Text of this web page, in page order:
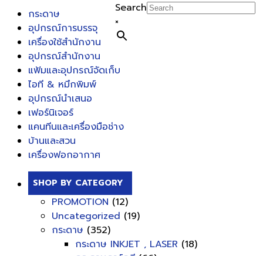
Search
×
กระดาษ
อุปกรณ์การบรรจุ
เครื่องใช้สำนักงาน
อุปกรณ์สำนักงาน
แฟ้มและอุปกรณ์จัดเก็บ
ไอที & หมึกพิมพ์
อุปกรณ์นำเสนอ
เฟอร์นิเจอร์
แคนทีนและเครื่องมือช่าง
บ้านและสวน
เครื่องฟอกอากาศ
SHOP BY CATEGORY
PROMOTION (12)
Uncategorized (19)
กระดาษ (352)
กระดาษ INKJET , LASER (18)